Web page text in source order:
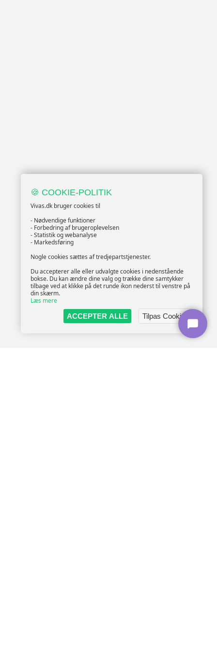
🍪 COOKIE-POLITIK
Vivas.dk bruger cookies til
- Nødvendige funktioner
- Forbedring af brugeroplevelsen
- Statistik og webanalyse
- Markedsføring
Nogle cookies sættes af tredjepartstjenester.
Du accepterer alle eller udvalgte cookies i nedenstående
bokse. Du kan ændre dine valg og trække dine samtykker
tilbage ved at klikke på det runde ikon nederst til venstre på
din skærm.
Læs mere
ACCEPTER ALLE
Tilpas Cookies